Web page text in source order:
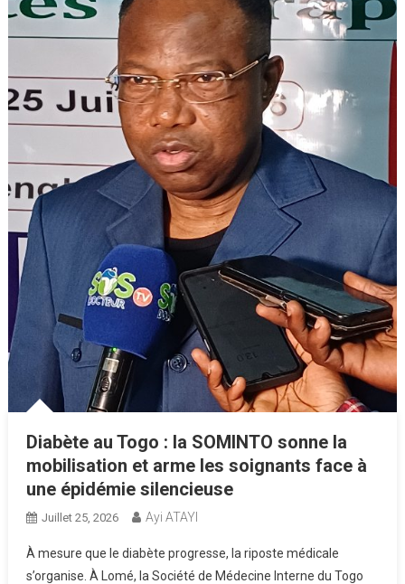
Diabète au Togo : la SOMINTO sonne la
mobilisation et arme les soignants face à
une épidémie silencieuse
Juillet 25, 2026 Ayi ATAYI
À mesure que le diabète progresse, la riposte médicale
s’organise. À Lomé, la Société de Médecine Interne du Togo